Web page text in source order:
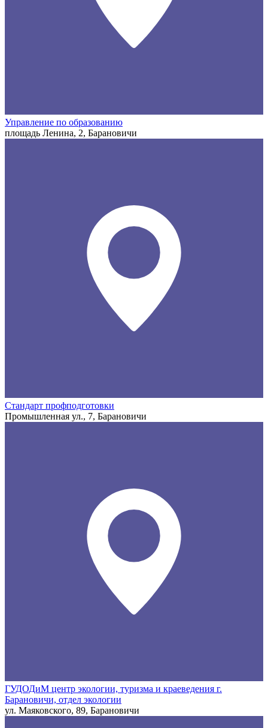
Управление по образованию
площадь Ленина, 2, Барановичи
Стандарт профподготовки
Промышленная ул., 7, Барановичи
ГУДОДиМ центр экологии, туризма и краеведения г.
Барановичи, отдел экологии
ул. Маяковского, 89, Барановичи